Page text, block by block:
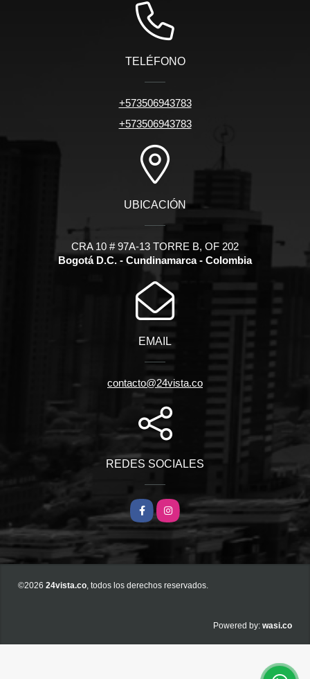
TELÉFONO
+573506943783
+573506943783
UBICACIÓN
CRA 10 # 97A-13 TORRE B, OF 202
Bogotá D.C. - Cundinamarca - Colombia
EMAIL
contacto@24vista.co
REDES SOCIALES
FacebookInstagram
©2026 24vista.co, todos los derechos reservados.
Powered by: wasi.co